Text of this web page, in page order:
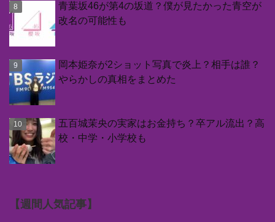
青葉坂46が第4の坂道？僕が見たかった青空が
改名の可能性も
岡本姫奈が2ショット写真で炎上？相手は誰？
やらかしの真相をまとめた
五百城茉央の実家はお金持ち？卒アル流出？高
校・中学・小学校も
【週間人気記事】